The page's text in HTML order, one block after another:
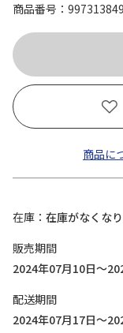
商品番号
商品に
在庫
在庫がなくなり
販売期間
2024年07月10日～
配送期間
2024年07月17日～